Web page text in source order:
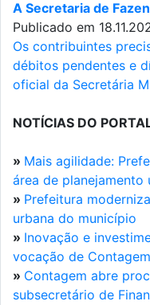
A Secretaria de
Publicado em
Os contribuintes
débitos pendentes e
oficial da Secretária
NOTÍCIAS DO
» Mais agilidade:
área de planejamento
» Prefeitura
urbana do município
» Inovação e
vocação de
» Contagem abre
subsecretário de